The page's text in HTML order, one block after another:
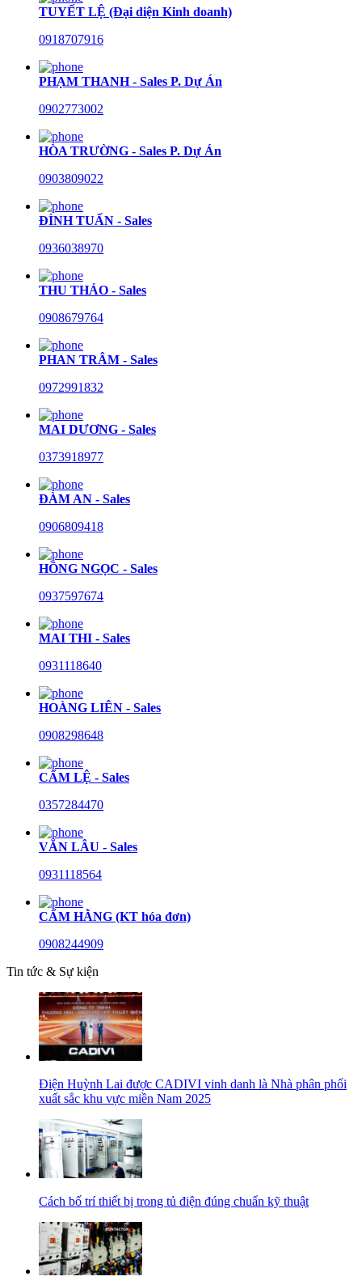
TUYẾT LỆ (Đại diện Kinh doanh)
0918707916
PHẠM THANH - Sales P. Dự Án
0902773002
HÒA TRƯỜNG - Sales P. Dự Án
0903809022
ĐÌNH TUẤN - Sales
0936038970
THU THẢO - Sales
0908679764
PHAN TRÂM - Sales
0972991832
MAI DƯƠNG - Sales
0373918977
ĐÀM AN - Sales
0906809418
HỒNG NGỌC - Sales
0937597674
MAI THI - Sales
0931118640
HOÀNG LIÊN - Sales
0908298648
CẨM LỆ - Sales
0357284470
VĂN LÂU - Sales
0931118564
CẨM HẰNG (KT hóa đơn)
0908244909
Tin tức & Sự kiện
Điện Huỳnh Lai được CADIVI vinh danh là Nhà phân phối
xuất sắc khu vực miền Nam 2025
Cách bố trí thiết bị trong tủ điện đúng chuẩn kỹ thuật